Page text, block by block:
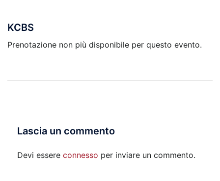
KCBS
Prenotazione non più disponibile per questo evento.
Lascia un commento
Devi essere connesso per inviare un commento.